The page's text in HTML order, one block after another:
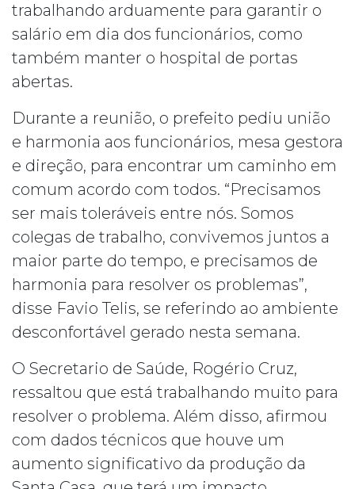
trabalhando arduamente para garantir o
salário em dia dos funcionários, como
também manter o hospital de portas
abertas.
Durante a reunião, o prefeito pediu união
e harmonia aos funcionários, mesa gestora
e direção, para encontrar um caminho em
comum acordo com todos. “Precisamos
ser mais toleráveis entre nós. Somos
colegas de trabalho, convivemos juntos a
maior parte do tempo, e precisamos de
harmonia para resolver os problemas”,
disse Favio Telis, se referindo ao ambiente
desconfortável gerado nesta semana.
O Secretario de Saúde, Rogério Cruz,
ressaltou que está trabalhando muito para
resolver o problema. Além disso, afirmou
com dados técnicos que houve um
aumento significativo da produção da